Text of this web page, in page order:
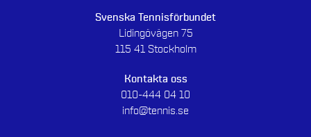
Svenska Tennisförbundet
Lidingövägen 75
115 41 Stockholm
Kontakta oss
010-444 04 10
info@tennis.se